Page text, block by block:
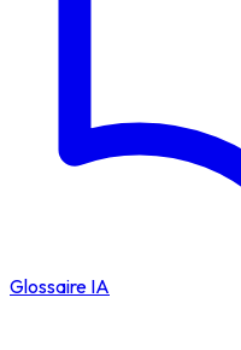
Glossaire IA